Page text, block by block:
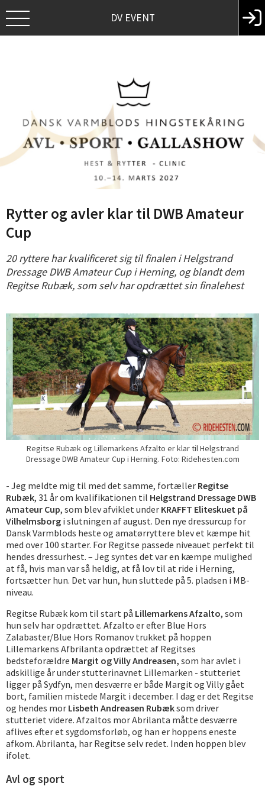
DV EVENT
Rytter og avler klar til DWB Amateur
Cup
20 ryttere har kvalificeret sig til finalen i Helgstrand
Dressage DWB Amateur Cup i Herning, og blandt dem
Regitse Rubæk, som selv har opdrættet sin finalehest
Regitse Rubæk og Lillemarkens Afzalto er klar til Helgstrand
Dressage DWB Amateur Cup i Herning. Foto: Ridehesten.com
- Jeg meldte mig til med det samme, fortæller Regitse
Rubæk, 31 år om kvalifikationen til Helgstrand Dressage DWB
Amateur Cup, som blev afviklet under KRAFFT Eliteskuet på
Vilhelmsborg i slutningen af august. Den nye dressurcup for
Dansk Varmblods heste og amatørryttere blev et kæmpe hit
med over 100 starter. For Regitse passede niveauet perfekt til
hendes dressurhest. – Jeg syntes det var en kæmpe mulighed
at få, hvis man var så heldig, at få lov til at ride i Herning,
fortsætter hun. Det var hun, hun sluttede på 5. pladsen i MB-
niveau.
Regitse Rubæk kom til start på Lillemarkens Afzalto, som
hun selv har opdrættet. Afzalto er efter Blue Hors
Zalabaster/Blue Hors Romanov trukket på hoppen
Lillemarkens Afbrilanta opdrættet af Regitses
bedsteforældre Margit og Villy Andreasen, som har avlet i
adskillige år under stutterinavnet Lillemarken - stutteriet
ligger på Sydfyn, men desværre er både Margit og Villy gået
bort, familien mistede Margit i december. I dag er det Regitse
og hendes mor Lisbeth Andreasen Rubæksom driver
stutteriet videre. Afzaltos mor Abrilanta måtte desværre
aflives efter et sygdomsforløb, og han er hoppens eneste
afkom. Abrilanta, har Regitse selv redet. Inden hoppen blev
ifolet.
Avl og sport